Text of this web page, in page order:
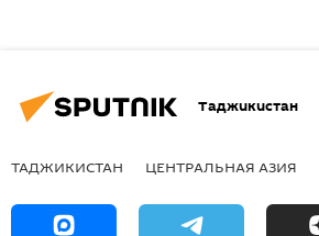
Таджикистан
ТАДЖИКИСТАН ЦЕНТРАЛЬНАЯ АЗИЯ